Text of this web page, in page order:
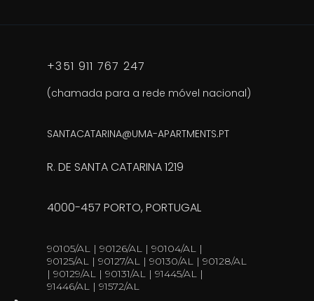
+351 911 767 247
(chamada para a rede móvel nacional)
SANTACATARINA@UMA-APARTMENTS.PT
R. DE SANTA CATARINA 1219
4000-457 PORTO, PORTUGAL
90105/AL | 90126/AL | 90104/AL |
90125/AL | 90127/AL | 90130/AL | 90128/AL
| 90129/AL | 90131/AL | 91445/AL |
91446/AL | 91572/AL